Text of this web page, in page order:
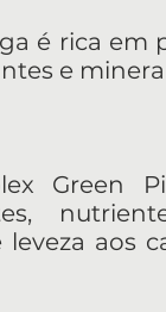
é rica
e
Green
aos